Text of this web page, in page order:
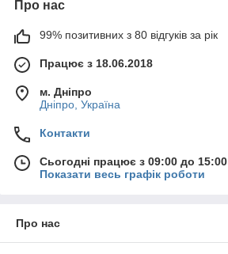
Про нас
99% позитивних з 80 відгуків за рік
Працює з 18.06.2018
м. Дніпро
Дніпро, Україна
Контакти
Сьогодні працює з 09:00 до 15:00
Показати весь графік роботи
Про нас